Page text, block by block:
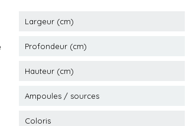
Largeur (cm)
Profondeur (cm)
Hauteur (cm)
Ampoules / sources
Coloris